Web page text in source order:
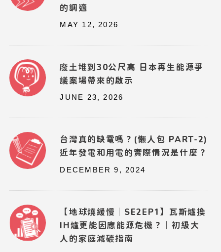
的調適
MAY 12, 2026
廢土堆到30公尺高 日本再生能源爭
議案場帶來的啟示
JUNE 23, 2026
台灣真的缺電嗎？(懶人包 PART-2)
近年發電和用電的實際情況是什麼？
DECEMBER 9, 2024
【地球燒緩慢｜SE2EP1】瓦斯爐換
IH爐更能因應能源危機？｜初級大
人的家庭減碳指南